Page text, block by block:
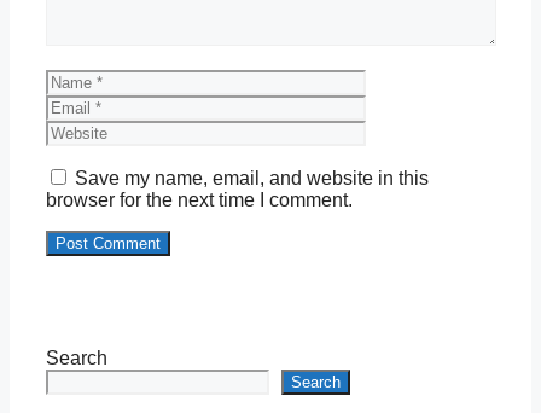
Name
Save my name, email, and website in this
browser for the next time I comment.
Search
Search